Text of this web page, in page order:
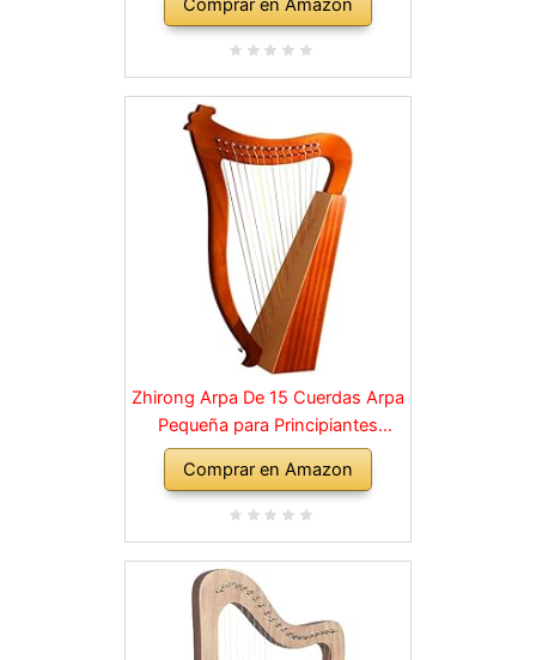
tallados, símbolos fonéticos,
para amantes de la música,
Zhirong Arpa De 15 Cuerdas Arpa
Pequeña para Principiantes
Instrumentos De Cuerda De
Madera con Llave Ajustable Bolsa
Negra con (Color : Brown, Size :
Comprar en Amazon